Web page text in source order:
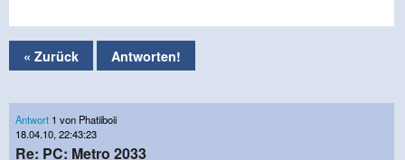
« Zurück Antworten!
Antwort 1 von Phatiiboii
18.04.10, 22:43:23
Re: PC: Metro 2033